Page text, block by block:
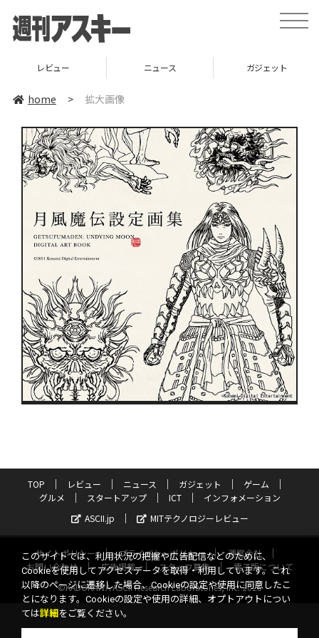
toggle
レビュー ニュース ガジェット
home > 拡大画像
TOP レビュー ニュース ガジェット
ゲーム
グルメ
スタートアップ ICT
インフォメーション
ASCII.jp
MITテクノロジーレビュー
サイトポリシー プライバシーポリシー
運営会社
お問い合わせ
広告掲載 スタッフ募集
電子版について
©KADOKAWA ASCII Research Laboratories, Inc. 2026
このサイトでは、利用状況の把握や広告配信などのために、
Cookieを使用してアクセスデータを取得・利用しています。これ
以降のページに遷移した場合、Cookieの設定や使用に同意したこ
とになります。Cookieの設定や使用の詳細、オプトアウトについ
ては詳細 をご覧ください。